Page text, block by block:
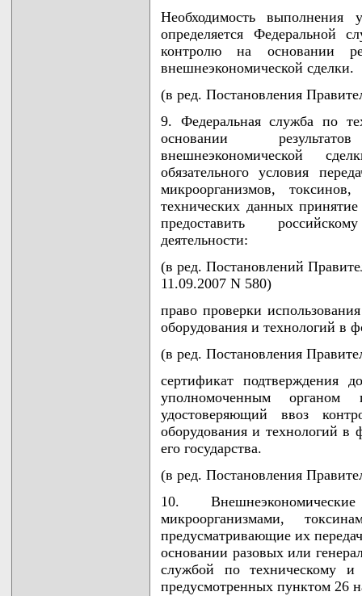
Необходимость выполнения
определяется Федеральной
контролю на основании
внешнеэкономической сделки.
(в ред. Постановления
9. Федеральная служба по
основании
внешнеэкономической
обязательного условия
микроорганизмов,
технических данных
предоставить
деятельности:
(в ред. Постановлений
11.09.2007 N 580)
право проверки
оборудования и технологий в
(в ред. Постановления
сертификат подтверждения
уполномоченным органом
удостоверяющий ввоз
оборудования и технологий в
его государства.
(в ред. Постановления
10.
микроорганизмами,
предусматривающие их
основании разовых или
службой по техническому и
предусмотренных пунктом 26